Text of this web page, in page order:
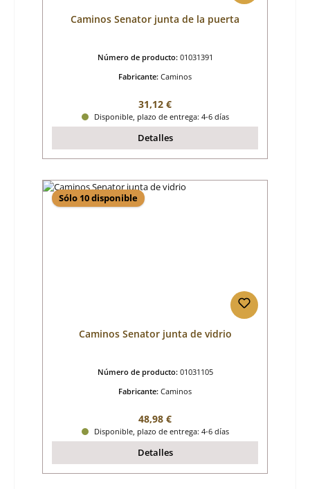
Caminos Senator junta de la puerta
Número de producto: 01031391
Fabricante: Caminos
Precio normal:
31,12 €
Disponible, plazo de entrega: 4-6 días
Detalles
Sólo 10 disponible
Caminos Senator junta de vidrio
Número de producto: 01031105
Fabricante: Caminos
Precio normal:
48,98 €
Disponible, plazo de entrega: 4-6 días
Detalles